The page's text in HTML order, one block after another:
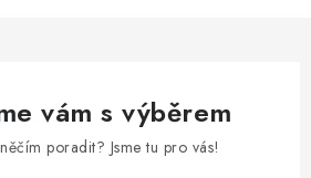
vám s výběrem
poradit? Jsme tu pro vás!